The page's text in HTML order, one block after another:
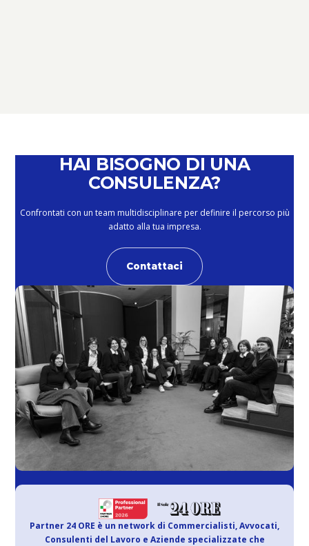
HAI BISOGNO DI UNA
CONSULENZA?
Confrontati con un team multidisciplinare per definire il percorso più
adatto alla tua impresa.
Contattaci
Partner 24 ORE è un network di Commercialisti, Avvocati,
Consulenti del Lavoro e Aziende specializzate che